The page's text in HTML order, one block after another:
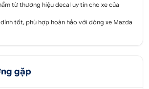
từ thương hiệu decal uy tín cho xe của
tốt, phù hợp hoàn hảo với dòng xe Mazda
gặp